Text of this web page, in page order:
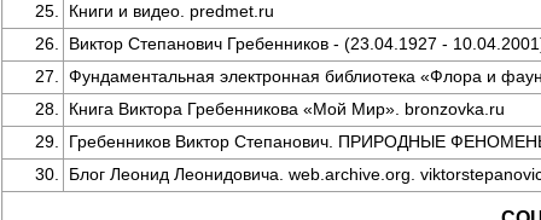
25.
Книги и видео. predmet.ru
26.
Виктор Степанович Гребенников - (23.04.1927 -
27.
Фундаментальная электронная библиотека «Флора и
28.
Книга Виктора Гребенникова «Мой Мир». bronzovka.ru
29.
Гребенников Виктор Степанович. ПРИРОДНЫЕ
30.
Блог Леонид Леонидовича. web.archive.org.